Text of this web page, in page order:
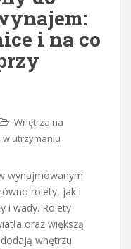
i na co
Wnętrza na
w utrzymaniu
wynajmowanym
rolety, jak i
i wady. Rolety
oraz większą
wnętrzu